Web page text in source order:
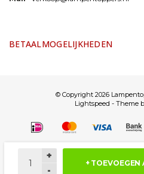
+
-
+
BETAALMOGELIJKHEDEN
© Copyright 2026
Lightspeed - Theme